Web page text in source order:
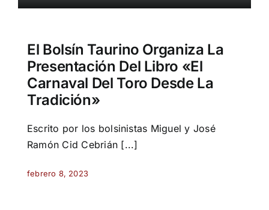
El Bolsín Taurino Organiza La
Presentación Del Libro «El
Carnaval Del Toro Desde La
Tradición»
Escrito por los bolsinistas Miguel y José
Ramón Cid Cebrián [...]
febrero 8, 2023